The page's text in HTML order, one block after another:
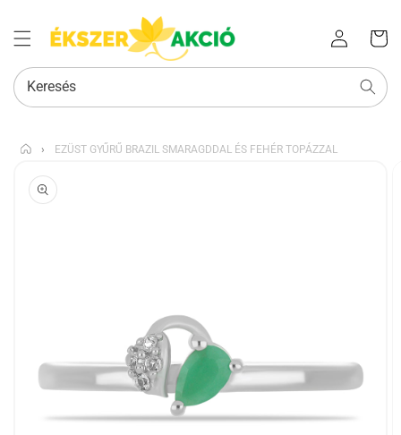
Bejelentkezés
kosara
Keresés
› EZÜST GYŰRŰ BRAZIL SMARAGDDAL ÉS FEHÉR TOPÁZZAL
UGRÁS A
TERMÉKADATOKRA